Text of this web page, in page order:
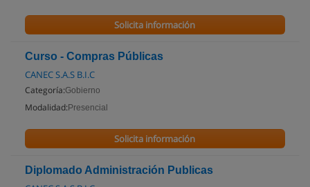
Solicita información
Curso - Compras Públicas
CANEC S.A.S B.I.C
Categoría:Gobierno
Modalidad: Presencial
Solicita información
Diplomado Administración Publicas